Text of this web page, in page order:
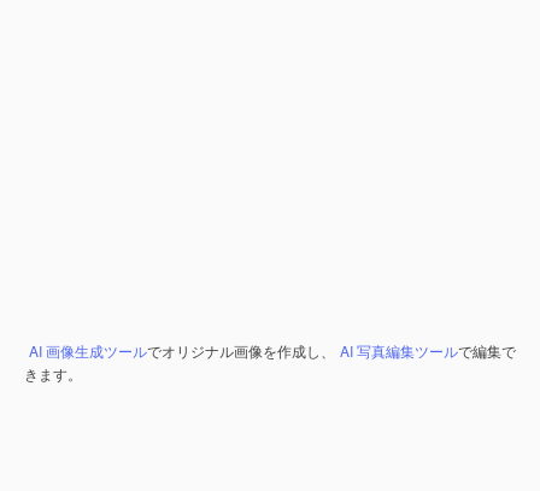
AI 画像生成ツールでオリジナル画像を作成し、 AI 写真編集ツールで編集で
きます。